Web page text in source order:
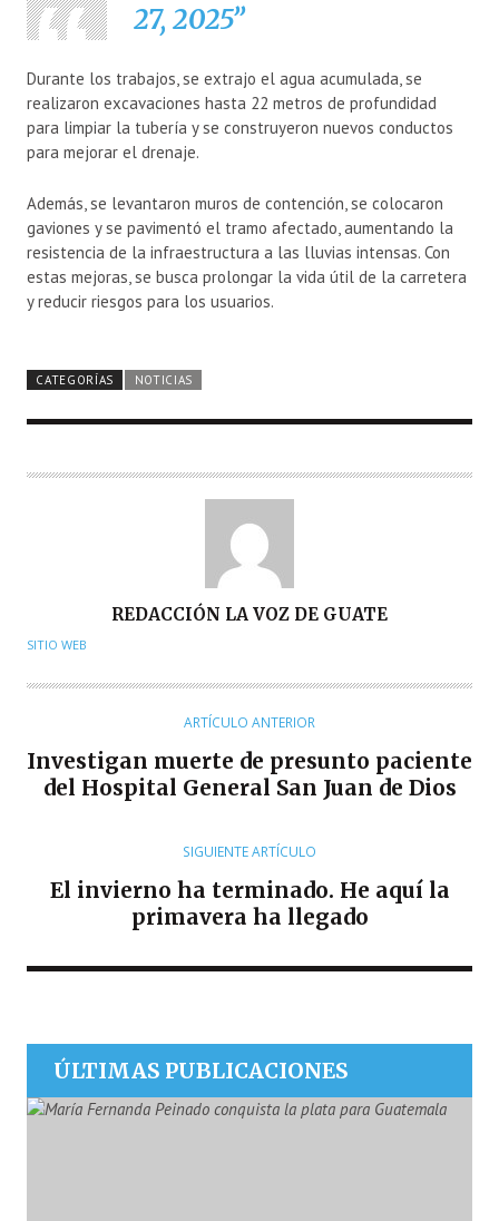
27, 2025
Durante los trabajos, se extrajo el agua acumulada, se
realizaron excavaciones hasta 22 metros de profundidad
para limpiar la tubería y se construyeron nuevos conductos
para mejorar el drenaje.
Además, se levantaron muros de contención, se colocaron
gaviones y se pavimentó el tramo afectado, aumentando la
resistencia de la infraestructura a las lluvias intensas. Con
estas mejoras, se busca prolongar la vida útil de la carretera
y reducir riesgos para los usuarios.
CATEGORÍAS NOTICIAS
U
O
REDACCIÓN LA VOZ DE GUATE
SITIO WEB
ARTÍCULO ANTERIOR
Investigan muerte de presunto paciente
del Hospital General San Juan de Dios
SIGUIENTE ARTÍCULO
El invierno ha terminado. He aquí la
primavera ha llegado
ÚLTIMAS PUBLICACIONES